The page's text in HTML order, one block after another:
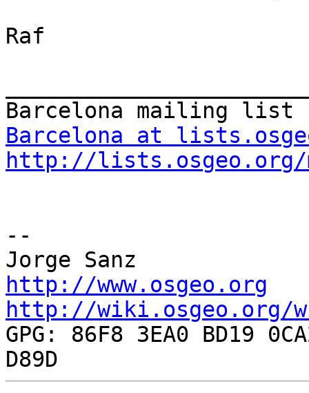
Raf
Barcelona at
http://lists.osgeo.org/
--
http://www.osgeo.org
http://wiki.osgeo.org/
GPG: 86F8 3EA0 BD19